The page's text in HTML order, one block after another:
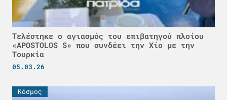
Τελέστηκε ο αγιασμός του επιβατηγού πλοίου
«APOSTOLOS S» που συνδέει την Χίο με την
Τουρκία
05.03.26
Κόσμος